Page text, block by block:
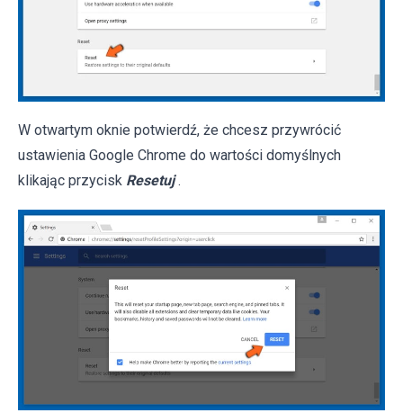
W otwartym oknie potwierdź, że chcesz przywrócić
ustawienia Google Chrome do wartości domyślnych
klikając przycisk Resetuj .